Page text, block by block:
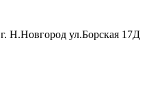
г. Н.Новгород ул.Борская 17Д